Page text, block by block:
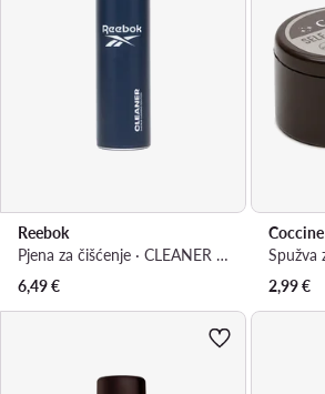
Reebok
Pjena za čišćenje · CLEANER 150 ml v.AZ
6,49€
Coccine
2,99€